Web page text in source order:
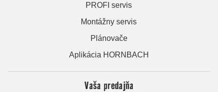
PROFI servis
Montážny servis
Plánovače
Aplikácia HORNBACH
Vaša predajňa